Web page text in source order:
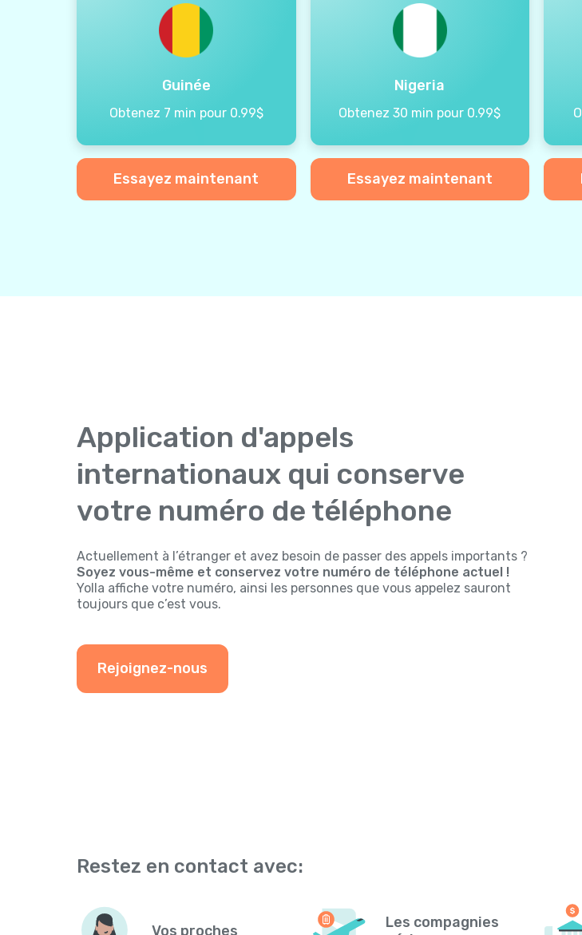
Guinée
Obtenez 7 min pour 0.99$
Essayez maintenant
Nigeria
Obtenez 30 min pour 0.99$
Essayez maintenant
Application d'appels
internationaux qui conserve
votre numéro de téléphone
Actuellement à l’étranger et avez besoin de passer des appels importants ?
Soyez vous-même et conservez votre numéro de téléphone actuel !
Yolla affiche votre numéro, ainsi les personnes que vous appelez sauront
toujours que c’est vous.
Rejoignez-nous
Restez en contact avec:
Vos proches
Les compagnies